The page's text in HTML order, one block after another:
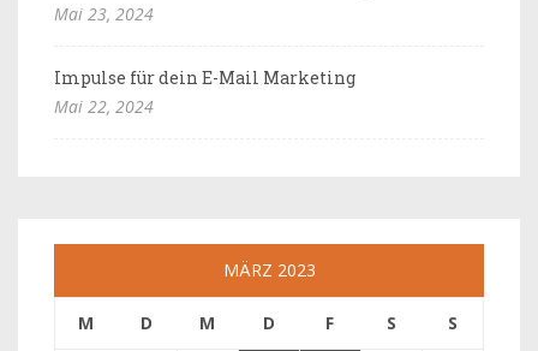
Mai 23, 2024
Impulse für dein E-Mail Marketing
Mai 22, 2024
MÄRZ 2023
M D M D F S S